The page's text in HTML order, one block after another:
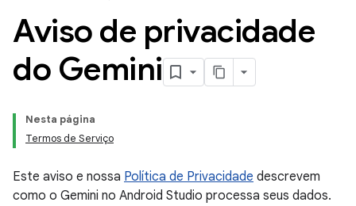
Aviso de privacidade
do Gemini
Nesta página
Termos de Serviço
Este aviso e nossa Política de Privacidade descrevem
como o Gemini no Android Studio processa seus dados.